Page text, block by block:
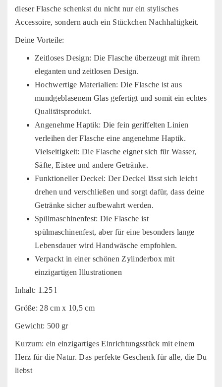
dieser Flasche schenkst du nicht nur ein stylisches
Accessoire, sondern auch ein Stückchen Nachhaltigkeit.
Deine Vorteile:
Zeitloses Design: Die Flasche überzeugt mit ihrem
eleganten und zeitlosen Design.
Hochwertige Materialien: Die Flasche ist aus
mundgeblasenem Glas gefertigt und somit ein echtes
Qualitätsprodukt.
Angenehme Haptik: Die fein geriffelten Linien
verleihen der Flasche eine angenehme Haptik.
Vielseitigkeit: Die Flasche eignet sich für Wasser,
Säfte, Eistee und andere Getränke.
Funktioneller Deckel: Der Deckel lässt sich leicht
drehen und verschließen und sorgt dafür, dass deine
Getränke sicher aufbewahrt werden.
Spülmaschinenfest: Die Flasche ist
spülmaschinenfest, aber für eine besonders lange
Lebensdauer wird Handwäsche empfohlen.
Verpackt in einer schönen Zylinderbox mit
einzigartigen Illustrationen
Inhalt: 1.25 l
Größe: 28 cm x 10,5 cm
Gewicht: 500 gr
Kurzum: ein einzigartiges Einrichtungsstück mit einem
Herz für die Natur. Das perfekte Geschenk für alle, die Du
liebst